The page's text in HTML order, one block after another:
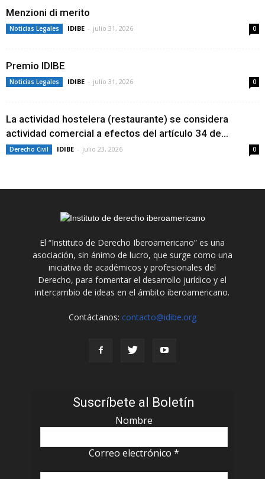
Menzioni di merito
Noticias Legales IDIBE - julio 31, 2026 0
Premio IDIBE
Noticias Legales IDIBE - julio 31, 2026 0
La actividad hostelera (restaurante) se considera
actividad comercial a efectos del artículo 34 de...
Derecho Civil IDIBE - julio 23, 2026 0
El “Instituto de Derecho Iberoamericano” es una
asociación, sin ánimo de lucro, que surge como una
iniciativa de académicos y profesionales del
Derecho, para fomentar el desarrollo jurídico y el
intercambio de ideas en el ámbito iberoamericano.
Contáctanos: contacto@idibe.org
Suscríbete al Boletín
Nombre
Correo electrónico *